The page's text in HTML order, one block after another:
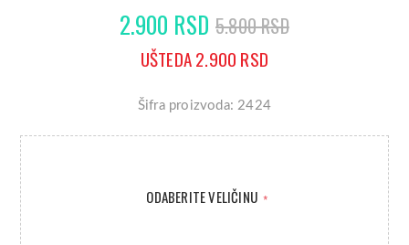
2.900 RSD 5.800 RSD
UŠTEDA 2.900 RSD
Šifra proizvoda: 2424
ODABERITE VELIČINU *